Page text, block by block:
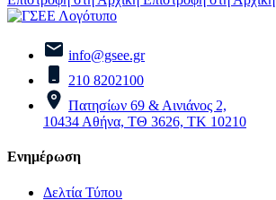
info@gsee.gr
210 8202100
Πατησίων 69 & Αινιάνος 2,
10434 Αθήνα, ΤΘ 3626, ΤΚ 10210
Ενημέρωση
Δελτία Τύπου